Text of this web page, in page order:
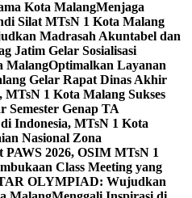
Kota MalangMenjaga
Silat MTsN 1 Kota Malang
Madrasah Akuntabel dan
Jatim Gelar Sosialisasi
MalangOptimalkan Layanan
Gelar Rapat Dinas Akhir
MTsN 1 Kota Malang Sukses
Semester Genap TA
Indonesia, MTsN 1 Kota
Nasional Zona
PAWS 2026, OSIM MTsN 1
Class Meeting yang
OLYMPIAD: Wujudkan